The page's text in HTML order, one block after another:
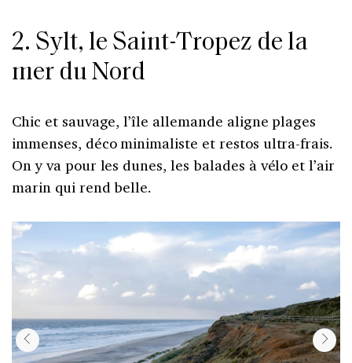
2. Sylt, le Saint-Tropez de la
mer du Nord
Chic et sauvage, l’île allemande aligne plages
immenses, déco minimaliste et restos ultra-frais.
On y va pour les dunes, les balades à vélo et l’air
marin qui rend belle.